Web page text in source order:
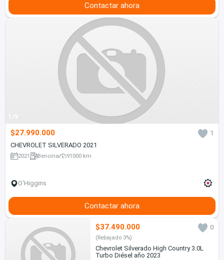
Contactar ahora
1/9
$27.990.000
1
CHEVROLET SILVERADO 2021
2021 Bencina 91000 km
O'Higgins
Contactar ahora
$37.490.000 0
(Rebajado 3%)
Chevrolet Silverado High Country 3.0L
Turbo Diésel año 2023